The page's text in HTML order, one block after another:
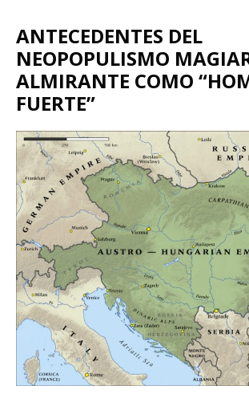
ANTECEDENTES DEL
NEOPOPULISMO
ALMIRANTE COMO
FUERTE”